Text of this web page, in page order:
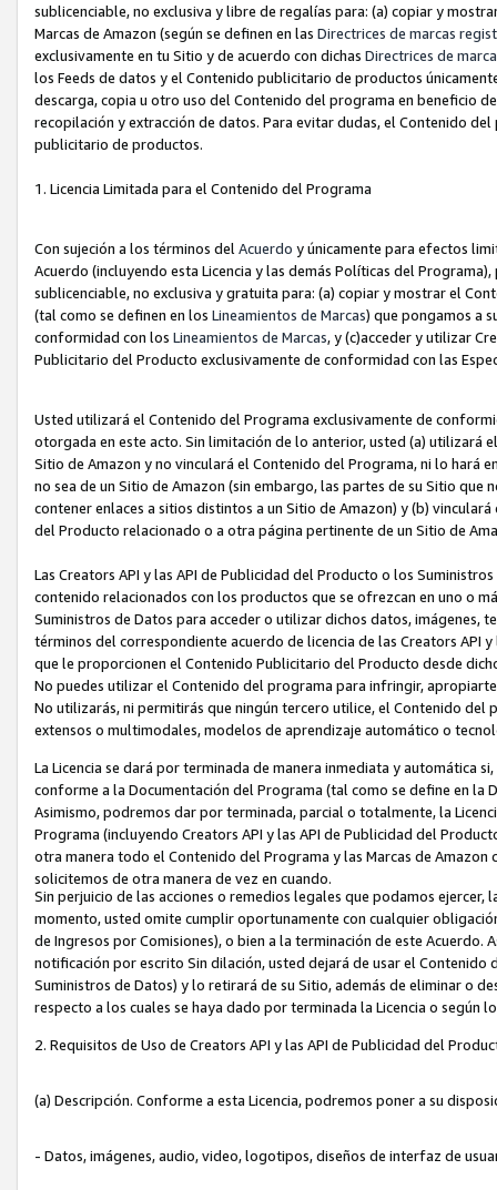
sublicenciable, no exclusiva y libre de regalías para: (a) copiar y
Marcas de Amazon (según se definen en las Directrices de marcas
exclusivamente en tu Sitio y de acuerdo con dichas Directrices de
los Feeds de datos y el Contenido publicitario de productos
descarga, copia u otro uso del Contenido del programa en beneficio
recopilación y extracción de datos. Para evitar dudas, el Contenido
publicitario de productos.
1. Licencia Limitada para el Contenido del Programa
Con sujeción a los términos del Acuerdo y únicamente para efectos
Acuerdo (incluyendo esta Licencia y las demás Políticas del
sublicenciable, no exclusiva y gratuita para: (a) copiar y mostrar el
(tal como se definen en los Lineamientos de Marcas) que pongamos a
conformidad con los Lineamientos de Marcas, y (c)acceder y utilizar
Publicitario del Producto exclusivamente de conformidad con las
Usted utilizará el Contenido del Programa exclusivamente de
otorgada en este acto. Sin limitación de lo anterior, usted (a) utilizará
Sitio de Amazon y no vinculará el Contenido del Programa, ni lo hará
no sea de un Sitio de Amazon (sin embargo, las partes de su Sitio
contener enlaces a sitios distintos a un Sitio de Amazon) y (b)
del Producto relacionado o a otra página pertinente de un Sitio de
Las Creators API y las API de Publicidad del Producto o los
contenido relacionados con los productos que se ofrezcan en uno o
Suministros de Datos para acceder o utilizar dichos datos,
términos del correspondiente acuerdo de licencia de las Creators API
que le proporcionen el Contenido Publicitario del Producto desde
No puedes utilizar el Contenido del programa para infringir,
No utilizarás, ni permitirás que ningún tercero utilice, el Contenido
extensos o multimodales, modelos de aprendizaje automático o
La Licencia se dará por terminada de manera inmediata y automática
conforme a la Documentación del Programa (tal como se define en la
Asimismo, podremos dar por terminada, parcial o totalmente, la
Programa (incluyendo Creators API y las API de Publicidad del
otra manera todo el Contenido del Programa y las Marcas de
solicitemos de otra manera de vez en cuando.
Sin perjuicio de las acciones o remedios legales que podamos
momento, usted omite cumplir oportunamente con cualquier
de Ingresos por Comisiones), o bien a la terminación de este
notificación por escrito Sin dilación, usted dejará de usar el
Suministros de Datos) y lo retirará de su Sitio, además de eliminar o
respecto a los cuales se haya dado por terminada la Licencia o según
2. Requisitos de Uso de Creators API y las API de Publicidad del
(a) Descripción. Conforme a esta Licencia, podremos poner a su
- Datos, imágenes, audio, video, logotipos, diseños de interfaz de